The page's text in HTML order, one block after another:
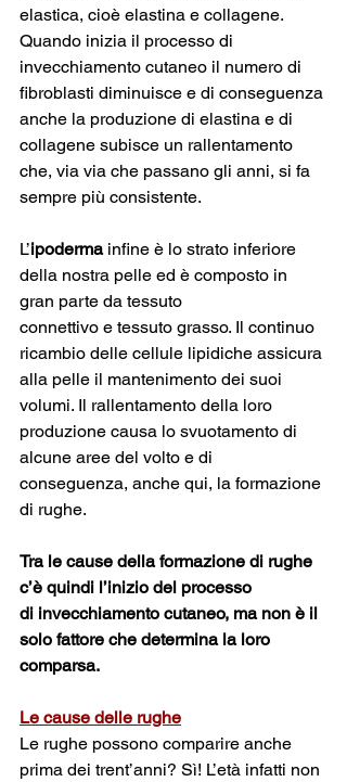
elastica, cioè elastina e collagene.
Quando inizia il processo di
invecchiamento cutaneo il numero di
fibroblasti diminuisce e di conseguenza
anche la produzione di elastina e di
collagene subisce un rallentamento
che, via via che passano gli anni, si fa
sempre più consistente.
L’ipoderma infine è lo strato inferiore
della nostra pelle ed è composto in
gran parte da tessuto
connettivo e tessuto grasso. Il continuo
ricambio delle cellule lipidiche assicura
alla pelle il mantenimento dei suoi
volumi. Il rallentamento della loro
produzione causa lo svuotamento di
alcune aree del volto e di
conseguenza, anche qui, la formazione
di rughe.
Tra le cause della formazione di rughe
c’è quindi l’inizio del processo
di invecchiamento cutaneo, ma non è il
solo fattore che determina la loro
comparsa.
Le cause delle rughe
Le rughe possono comparire anche
prima dei trent’anni? Sì! L’età infatti non